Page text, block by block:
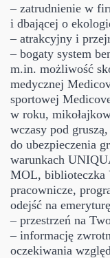
– zatrudnienie w
i dbającej o
– atrakcyjny i
– bogaty system
m.in. możliwość
medycznej
sportowej
w roku,
wczasy pod
do ubezpieczenia
warunkach
MOL,
pracownicze,
odejść na
– przestrzeń na
– informację
oczekiwania